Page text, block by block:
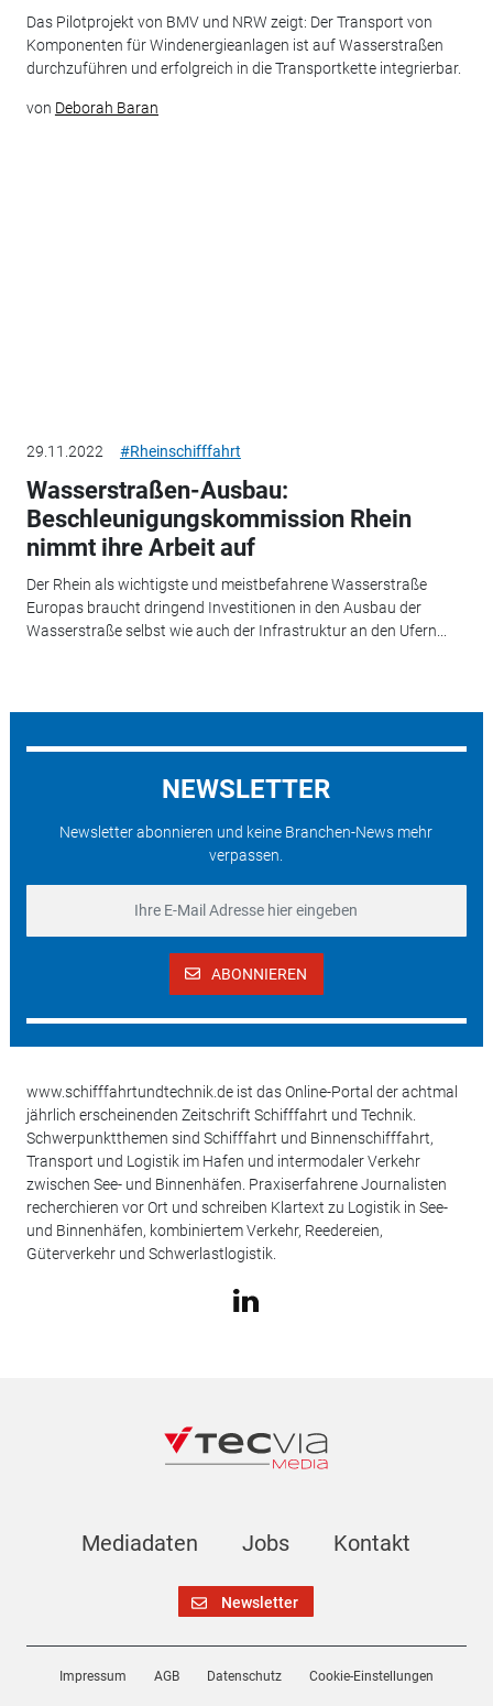
Das Pilotprojekt von BMV und NRW zeigt: Der Transport von
Komponenten für Windenergieanlagen ist auf Wasserstraßen
durchzuführen und erfolgreich in die Transportkette integrierbar.
von Deborah Baran
29.11.2022 #Rheinschifffahrt
Wasserstraßen-Ausbau:
Beschleunigungskommission Rhein
nimmt ihre Arbeit auf
Der Rhein als wichtigste und meistbefahrene Wasserstraße
Europas braucht dringend Investitionen in den Ausbau der
Wasserstraße selbst wie auch der Infrastruktur an den Ufern...
NEWSLETTER
Newsletter abonnieren und keine Branchen-News mehr
verpassen.
ABONNIEREN
www.schifffahrtundtechnik.de ist das Online-Portal der achtmal
jährlich erscheinenden Zeitschrift Schifffahrt und Technik.
Schwerpunktthemen sind Schifffahrt und Binnenschifffahrt,
Transport und Logistik im Hafen und intermodaler Verkehr
zwischen See- und Binnenhäfen. Praxiserfahrene Journalisten
recherchieren vor Ort und schreiben Klartext zu Logistik in See-
und Binnenhäfen, kombiniertem Verkehr, Reedereien,
Güterverkehr und Schwerlastlogistik.
Mediadaten Jobs Kontakt
Newsletter
Impressum AGB Datenschutz Cookie-Einstellungen